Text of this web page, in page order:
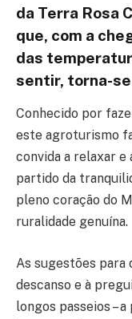
da Terra Rosa
que, com a
das
sentir, torna-
Conhecido por
este agroturismo
convida a relaxar e
partido da
pleno coração do
ruralidade genuína.
As sugestões para
descanso e à
longos passeios –